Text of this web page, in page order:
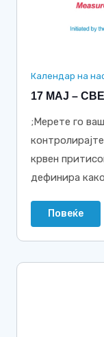
Календар на
17 МАЈ –
;Мерете го
крвен
дефинира
Повеќе